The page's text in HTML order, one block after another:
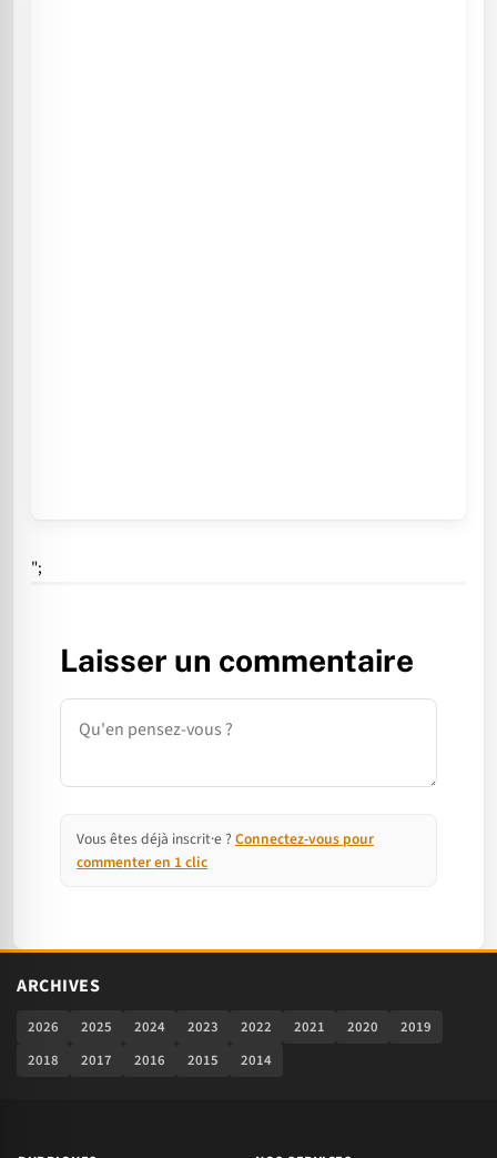
";
Laisser un commentaire
Commentaire
Vous êtes déjà inscrit·e ? Connectez-vous pour
commenter en 1 clic
ARCHIVES
2026 2025 2024 2023 2022 2021 2020
2019
2018
2017 2016 2015 2014